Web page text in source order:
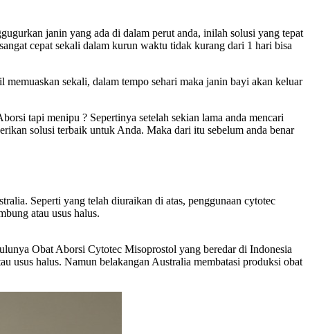
janin yang ada di dalam perut anda, inilah solusi yang tepat
cepat sekali dalam kurun waktu tidak kurang dari 1 hari bisa
sekali, dalam tempo sehari maka janin bayi akan keluar
tapi menipu ? Sepertinya setelah sekian lama anda mencari
solusi terbaik untuk Anda. Maka dari itu sebelum anda benar
Seperti yang telah diuraikan di atas, penggunaan cytotec
atau usus halus.
Obat Aborsi Cytotec Misoprostol yang beredar di Indonesia
usus halus. Namun belakangan Australia membatasi produksi obat